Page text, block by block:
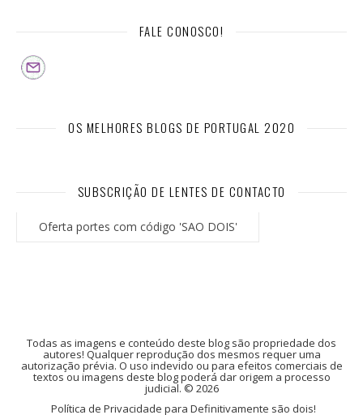
FALE CONOSCO!
OS MELHORES BLOGS DE PORTUGAL 2020
SUBSCRIÇÃO DE LENTES DE CONTACTO
Oferta portes com código 'SAO DOIS'
Todas as imagens e conteúdo deste blog são propriedade dos
autores! Qualquer reprodução dos mesmos requer uma
autorização prévia. O uso indevido ou para efeitos comerciais de
textos ou imagens deste blog poderá dar origem a processo
judicial. © 2026
Política de Privacidade para Definitivamente são dois!